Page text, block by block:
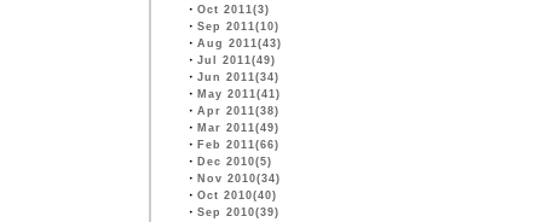
・ Oct 2011(3)
・ Sep 2011(10)
・ Aug 2011(43)
・ Jul 2011(49)
・ Jun 2011(34)
・ May 2011(41)
・ Apr 2011(38)
・ Mar 2011(49)
・ Feb 2011(66)
・ Dec 2010(5)
・ Nov 2010(34)
・ Oct 2010(40)
・ Sep 2010(39)